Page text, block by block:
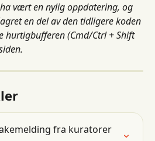
vært en nylig oppdatering, og
en del av den tidligere koden
hurtigbufferen (Cmd/Ctrl + Shift
fra kuratorer